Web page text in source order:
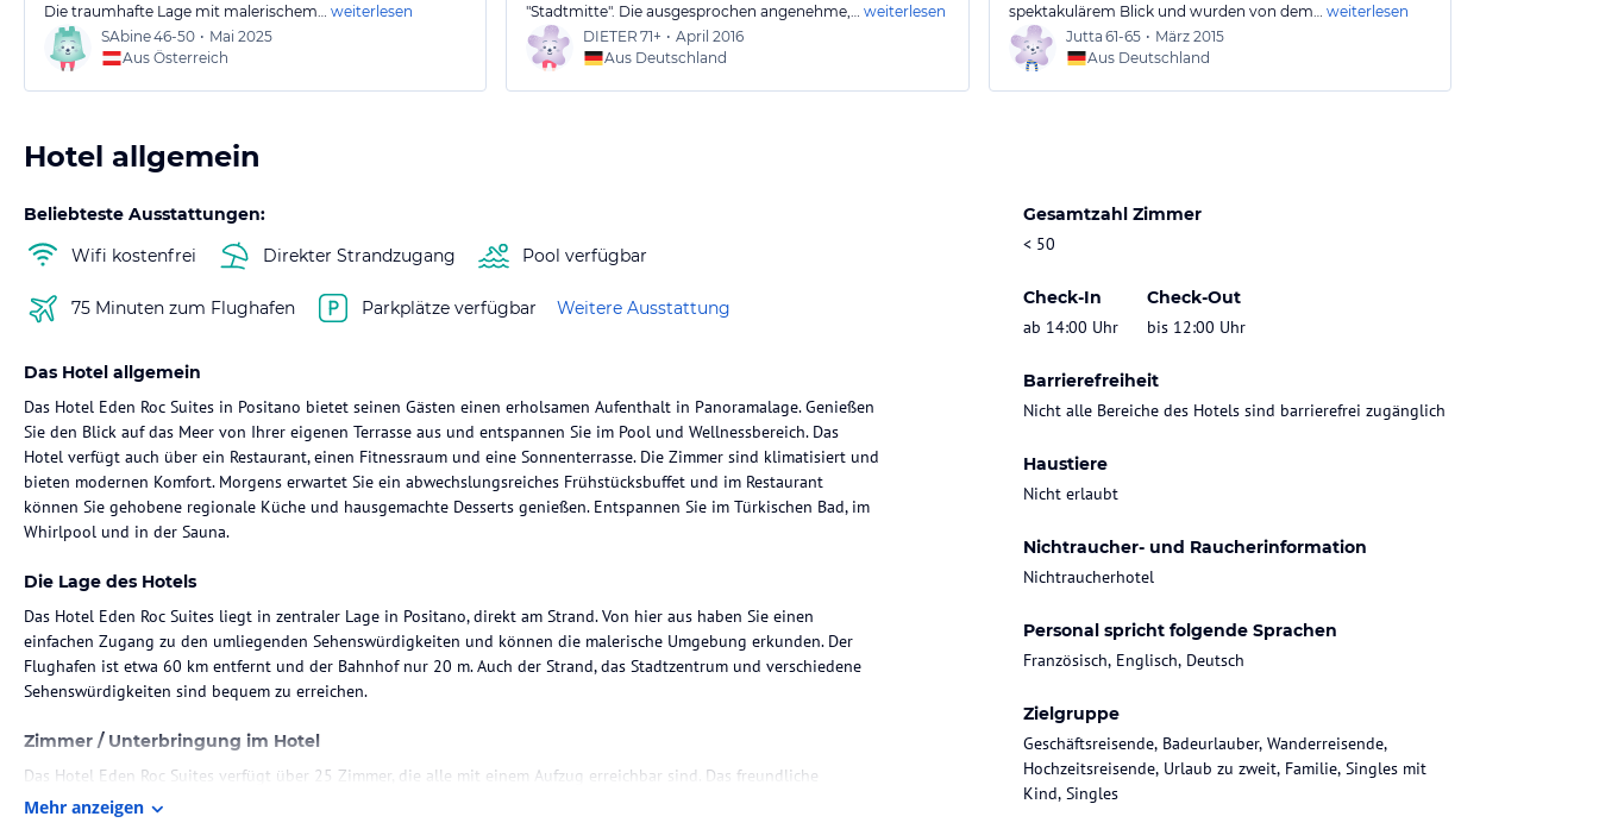
Die traumhafte Lage mit malerischem… weiterlesen
SAbine46-50 • Mai 2025
Aus Österreich
"Stadtmitte". Die ausgesprochen angenehme,… weiterlesen
DIETER 71+ • April 2016
Aus Deutschland
spektakulärem Blick und wurden von dem… weiterlesen
Jutta 61-65 • März 2015
Aus Deutschland
Hotel allgemein
Beliebteste Ausstattungen:
Wifi kostenfrei
Direkter Strandzugang Pool verfügbar
75 Minuten zum Flughafen Parkplätze verfügbar Weitere Ausstattung
Gesamtzahl Zimmer
< 50
Check-In
ab 14:00 Uhr
Check-Out
bis 12:00 Uhr
Barrierefreiheit
Nicht alle Bereiche des Hotels sind barrierefrei zugänglich
Haustiere
Nicht erlaubt
Nichtraucher- und Raucherinformation
Nichtraucherhotel
Personal spricht folgende Sprachen
Französisch, Englisch, Deutsch
Zielgruppe
Geschäftsreisende, Badeurlauber, Wanderreisende,
Hochzeitsreisende, Urlaub zu zweit, Familie, Singles mit
Kind, Singles
Das Hotel allgemein
Das Hotel Eden Roc Suites in Positano bietet seinen Gästen einen erholsamen Aufenthalt in Panoramalage. Genießen
Sie den Blick auf das Meer von Ihrer eigenen Terrasse aus und entspannen Sie im Pool und Wellnessbereich. Das
Hotel verfügt auch über ein Restaurant, einen Fitnessraum und eine Sonnenterrasse. Die Zimmer sind klimatisiert und
bieten modernen Komfort. Morgens erwartet Sie ein abwechslungsreiches Frühstücksbuffet und im Restaurant
können Sie gehobene regionale Küche und hausgemachte Desserts genießen. Entspannen Sie im Türkischen Bad, im
Whirlpool und in der Sauna.
Die Lage des Hotels
Das Hotel Eden Roc Suites liegt in zentraler Lage in Positano, direkt am Strand. Von hier aus haben Sie einen
einfachen Zugang zu den umliegenden Sehenswürdigkeiten und können die malerische Umgebung erkunden. Der
Flughafen ist etwa 60 km entfernt und der Bahnhof nur 20 m. Auch der Strand, das Stadtzentrum und verschiedene
Sehenswürdigkeiten sind bequem zu erreichen.
Zimmer / Unterbringung im Hotel
Das Hotel Eden Roc Suites verfügt über 25 Zimmer, die alle mit einem Aufzug erreichbar sind. Das freundliche
Personal an der Rezeption steht Ihnen gerne zur Verfügung und bietet Ihnen einen sicheren Aufbewahrungsort für
Mehr anzeigen